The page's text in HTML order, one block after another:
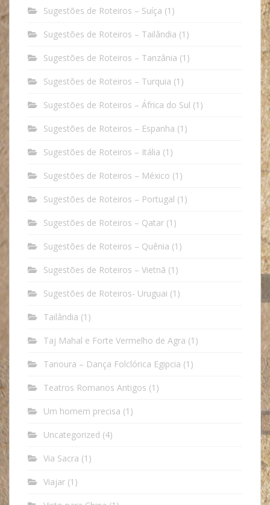
Sugestões de Roteiros – Suíça (1)
Sugestões de Roteiros – Tailândia (1)
Sugestões de Roteiros – Tanzânia (1)
Sugestões de Roteiros – Turquia (1)
Sugestões de Roteiros – África do Sul (1)
Sugestões de Roteiros – Espanha (1)
Sugestões de Roteiros – Itália (1)
Sugestões de Roteiros – México (1)
Sugestões de Roteiros – Portugal (1)
Sugestões de Roteiros – Qatar (1)
Sugestões de Roteiros – Quênia (1)
Sugestões de Roteiros – Vietnã (1)
Sugestões de Roteiros- Uruguai (1)
Tailândia (1)
Taj Mahal e Forte Vermelho de Agra (1)
Tanoura – Dança Folclórica Egipcia (1)
Teatros Romanos Antigos (1)
Um homem precisa (1)
Uncategorized (4)
Via Sacra (1)
Viajar (1)